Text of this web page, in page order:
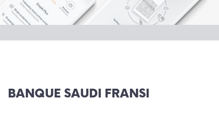
BANQUE SAUDI FRANSI